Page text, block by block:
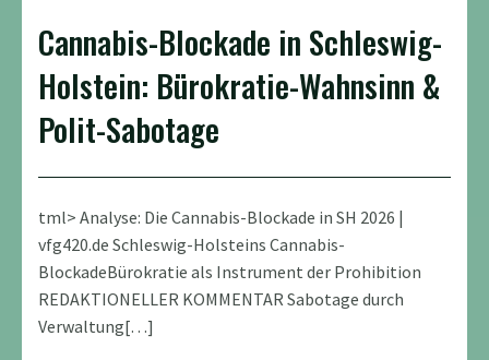
Cannabis-Blockade in Schleswig-
Holstein: Bürokratie-Wahnsinn &
Polit-Sabotage
tml> Analyse: Die Cannabis-Blockade in SH 2026 |
vfg420.de Schleswig-Holsteins Cannabis-
BlockadeBürokratie als Instrument der Prohibition
REDAKTIONELLER KOMMENTAR Sabotage durch
Verwaltung[…]